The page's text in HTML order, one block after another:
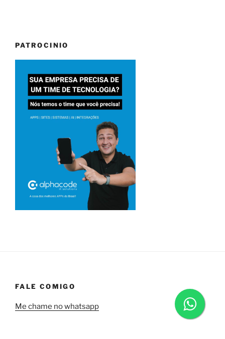
PATROCINIO
FALE COMIGO
Me chame no whatsapp